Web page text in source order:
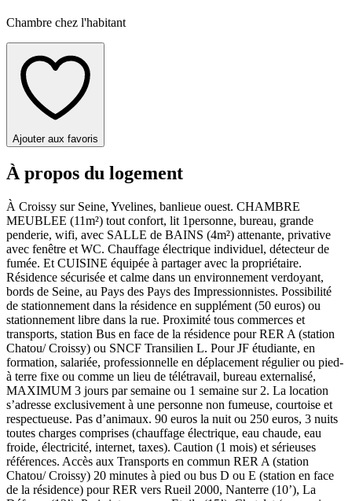
Chambre chez l'habitant
Ajouter aux favoris
À propos du logement
À Croissy sur Seine, Yvelines, banlieue ouest. CHAMBRE
MEUBLEE (11m²) tout confort, lit 1personne, bureau, grande
penderie, wifi, avec SALLE de BAINS (4m²) attenante, privative
avec fenêtre et WC. Chauffage électrique individuel, détecteur de
fumée. Et CUISINE équipée à partager avec la propriétaire.
Résidence sécurisée et calme dans un environnement verdoyant,
bords de Seine, au Pays des Pays des Impressionnistes. Possibilité
de stationnement dans la résidence en supplément (50 euros) ou
stationnement libre dans la rue. Proximité tous commerces et
transports, station Bus en face de la résidence pour RER A (station
Chatou/ Croissy) ou SNCF Transilien L. Pour JF étudiante, en
formation, salariée, professionnelle en déplacement régulier ou pied-
à terre fixe ou comme un lieu de télétravail, bureau externalisé,
MAXIMUM 3 jours par semaine ou 1 semaine sur 2. La location
s’adresse exclusivement à une personne non fumeuse, courtoise et
respectueuse. Pas d’animaux. 90 euros la nuit ou 250 euros, 3 nuits
toutes charges comprises (chauffage électrique, eau chaude, eau
froide, électricité, internet, taxes). Caution (1 mois) et sérieuses
références. Accès aux Transports en commun RER A (station
Chatou/ Croissy) 20 minutes à pied ou bus D ou E (station en face
de la résidence) pour RER vers Rueil 2000, Nanterre (10’), La